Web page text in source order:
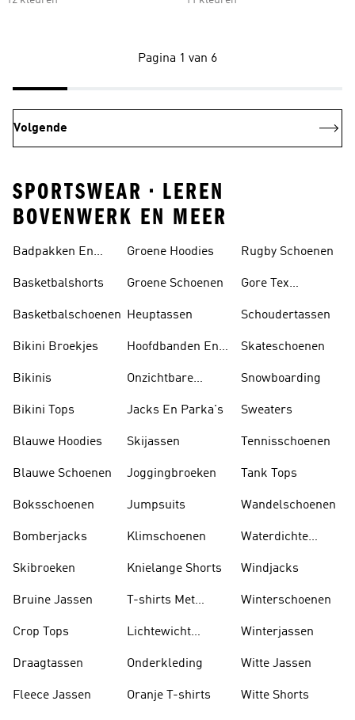
Pagina 1 van 6
Volgende
SPORTSWEAR • LEREN
BOVENWERK EN MEER
Badpakken En
Basketbalshorts
Basketbalschoenen
Bikini Broekjes
Bikinis
Bikini Tops
Blauwe Hoodies
Blauwe Schoenen
Boksschoenen
Bomberjacks
Skibroeken
Bruine Jassen
Crop Tops
Draagtassen
Fleece Jassen
Groene Hoodies
Groene Schoenen
Heuptassen
Hoofdbanden En
Onzichtbare
Jacks En Parka's
Skijassen
Joggingbroeken
Jumpsuits
Klimschoenen
Knielange Shorts
T-shirts Met
Lichtewicht
Onderkleding
Oranje T-shirts
Rugby Schoenen
Gore Tex
Schoudertassen
Skateschoenen
Snowboarding
Sweaters
Tennisschoenen
Tank Tops
Wandelschoenen
Waterdichte
Windjacks
Winterschoenen
Winterjassen
Witte Jassen
Witte Shorts